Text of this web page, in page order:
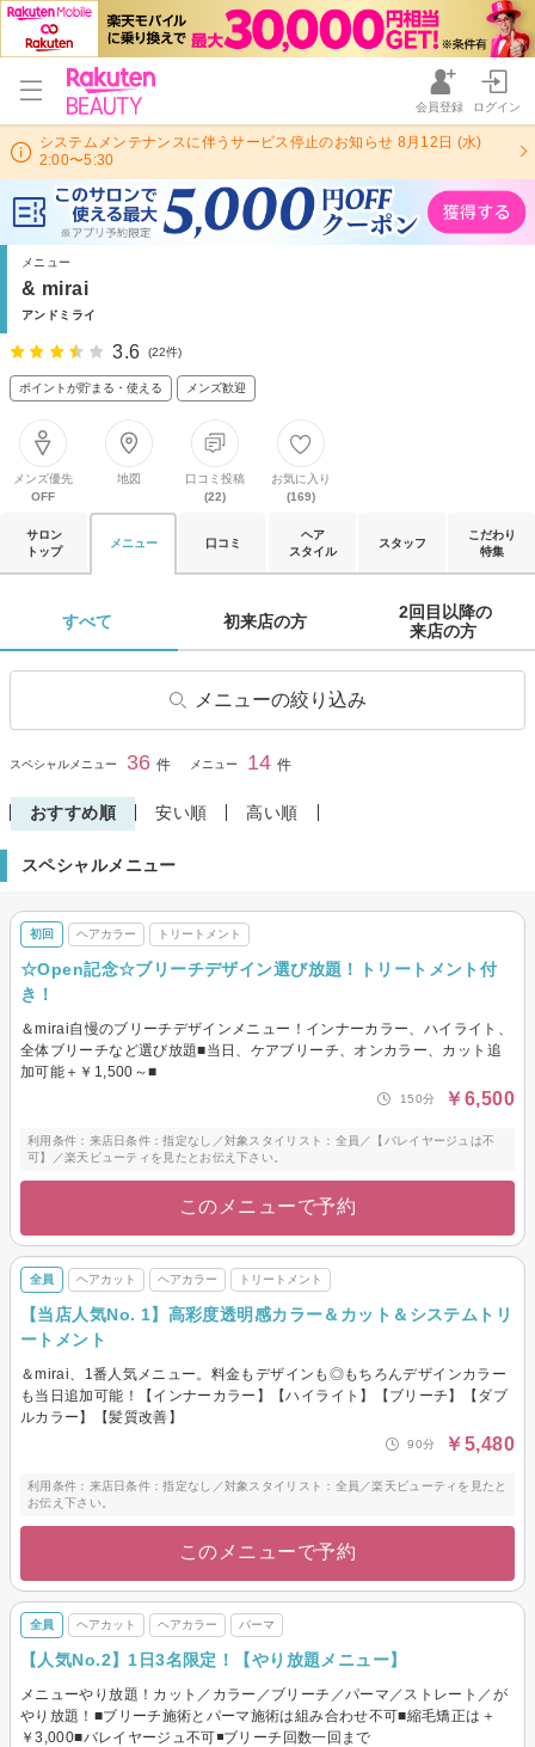
会員登録 ログイン
システムメンテナンスに伴うサービス停止のお知らせ 8月12日 (水)
2:00〜5:30
メニュー
& mirai
アンドミライ
3.6 (22件)
ポイントが貯まる・使える メンズ歓迎
メンズ優先
OFF
地図
口コミ投稿
(22)
お気に入り
(169)
サロン
トップ
メニュー 口コミ
ヘア
スタイル
スタッフ
こだわり
特集
すべて 初来店の方
2回目以降の
来店の方
メニューの絞り込み
ヘアカット
ストレートパーマ
ヘッドスパ・頭皮ケア
メンズヘアカラー
閉じる
スペシャルメニュー 36 件 メニュー 14 件
おすすめ順 安い順 高い順
スペシャルメニュー
初回 ヘアカラー トリートメント
☆Open記念☆ブリーチデザイン選び放題！トリートメント付
き！
＆mirai自慢のブリーチデザインメニュー！インナーカラー、ハイライト、
全体ブリーチなど選び放題■当日、ケアブリーチ、オンカラー、カット追
加可能＋￥1,500～■
150分 ￥6,500
利用条件：来店日条件：指定なし／対象スタイリスト：全員／【バレイヤージュは不
可】／楽天ビューティを見たとお伝え下さい。
このメニューで予約
全員 ヘアカット ヘアカラー トリートメント
【当店人気No. 1】高彩度透明感カラー＆カット＆システムトリ
ートメント
＆mirai、1番人気メニュー。料金もデザインも◎もちろんデザインカラー
も当日追加可能！【インナーカラー】【ハイライト】【ブリーチ】【ダブ
ルカラー】【髪質改善】
90分 ￥5,480
利用条件：来店日条件：指定なし／対象スタイリスト：全員／楽天ビューティを見たと
お伝え下さい。
このメニューで予約
全員 ヘアカット ヘアカラー パーマ
【人気No.2】1日3名限定！【やり放題メニュー】
メニューやり放題！カット／カラー／ブリーチ／パーマ／ストレート／が
やり放題！■ブリーチ施術とパーマ施術は組み合わせ不可■縮毛矯正は＋
￥3,000■バレイヤージュ不可◾️ブリーチ回数一回まで